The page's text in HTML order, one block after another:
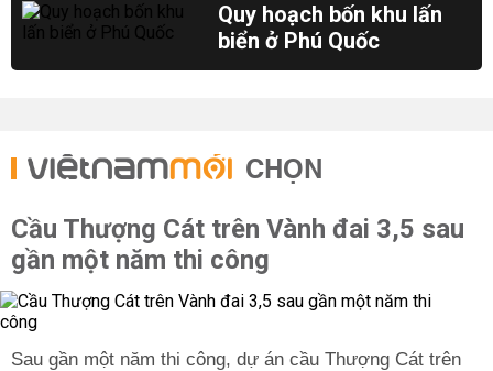
Quy hoạch bốn khu lấn
biển ở Phú Quốc
CHỌN
Cầu Thượng Cát trên Vành đai 3,5 sau
gần một năm thi công
Sau gần một năm thi công, dự án cầu Thượng Cát trên